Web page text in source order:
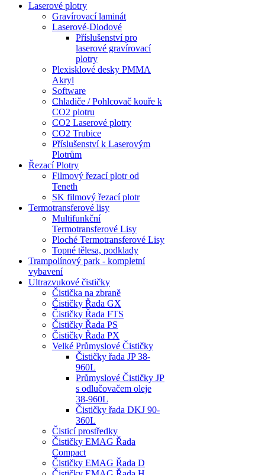
Laserové plotry
Gravírovací laminát
Laserové-Diodové
Příslušenství pro
laserové gravírovací
plotry
Plexisklové desky PMMA
Akryl
Software
Chladiče / Pohlcovač kouře k
CO2 plotru
CO2 Laserové plotry
CO2 Trubice
Příslušenství k Laserovým
Plotrům
Řezací Plotry
Filmový řezací plotr od
Teneth
SK filmový řezací plotr
Termotransferové lisy
Multifunkční
Termotransferové Lisy
Ploché Termotransferové Lisy
Topné tělesa, podklady
Trampolínový park - kompletní
vybavení
Ultrazvukové čističky
Čistička na zbraně
Čističky Řada GX
Čističky Řada FTS
Čističky Řada PS
Čističky Řada PX
Velké Průmyslové Čističky
Čističky řada JP 38-
960L
Průmyslové Čističky JP
s odlučovačem oleje
38-960L
Čističky řada DKJ 90-
360L
Čisticí prostředky
Čističky EMAG Řada
Compact
Čističky EMAG Řada D